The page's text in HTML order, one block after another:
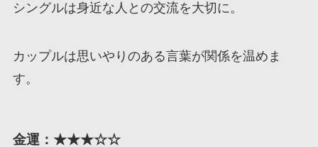
シングルは身近な人との交流を大切に。
カップルは思いやりのある言葉が関係を温めま
す。
金運：★★★☆☆